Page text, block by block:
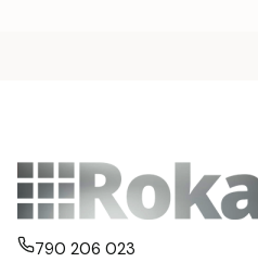
790 206 023